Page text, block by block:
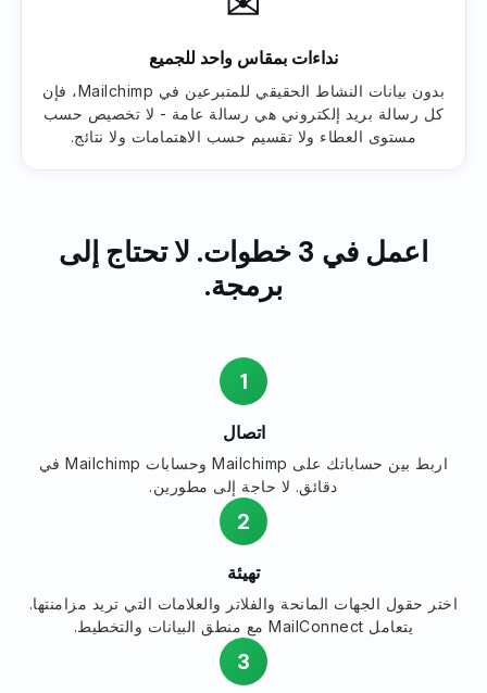
نداءات بمقاس واحد للجميع
بدون بيانات النشاط الحقيقي للمتبرعين في Mailchimp، فإن
كل رسالة بريد إلكتروني هي رسالة عامة - لا تخصيص حسب
مستوى العطاء ولا تقسيم حسب الاهتمامات ولا نتائج.
اعمل في 3 خطوات. لا تحتاج إلى
برمجة.
1
اتصال
اربط بين حساباتك على Mailchimp وحسابات Mailchimp في
دقائق. لا حاجة إلى مطورين.
2
تهيئة
اختر حقول الجهات المانحة والفلاتر والعلامات التي تريد مزامنتها.
يتعامل MailConnect مع منطق البيانات والتخطيط.
3